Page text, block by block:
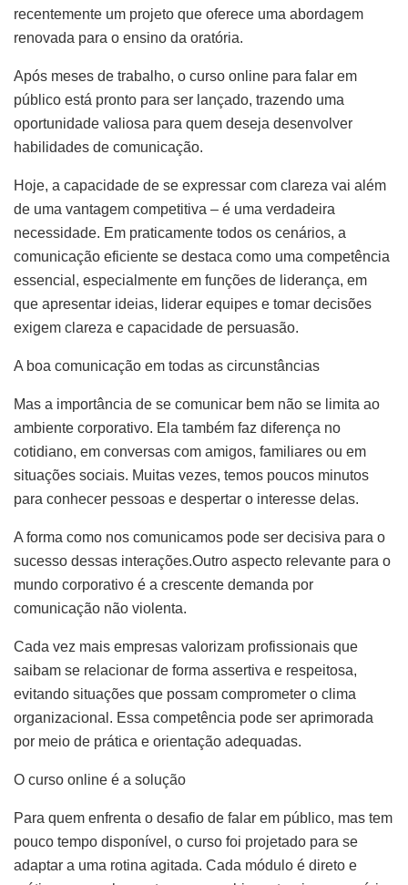
recentemente um projeto que oferece uma abordagem
renovada para o ensino da oratória.
Após meses de trabalho, o curso online para falar em
público está pronto para ser lançado, trazendo uma
oportunidade valiosa para quem deseja desenvolver
habilidades de comunicação.
Hoje, a capacidade de se expressar com clareza vai além
de uma vantagem competitiva – é uma verdadeira
necessidade. Em praticamente todos os cenários, a
comunicação eficiente se destaca como uma competência
essencial, especialmente em funções de liderança, em
que apresentar ideias, liderar equipes e tomar decisões
exigem clareza e capacidade de persuasão.
A boa comunicação em todas as circunstâncias
Mas a importância de se comunicar bem não se limita ao
ambiente corporativo. Ela também faz diferença no
cotidiano, em conversas com amigos, familiares ou em
situações sociais. Muitas vezes, temos poucos minutos
para conhecer pessoas e despertar o interesse delas.
A forma como nos comunicamos pode ser decisiva para o
sucesso dessas interações.Outro aspecto relevante para o
mundo corporativo é a crescente demanda por
comunicação não violenta.
Cada vez mais empresas valorizam profissionais que
saibam se relacionar de forma assertiva e respeitosa,
evitando situações que possam comprometer o clima
organizacional. Essa competência pode ser aprimorada
por meio de prática e orientação adequadas.
O curso online é a solução
Para quem enfrenta o desafio de falar em público, mas tem
pouco tempo disponível, o curso foi projetado para se
adaptar a uma rotina agitada. Cada módulo é direto e